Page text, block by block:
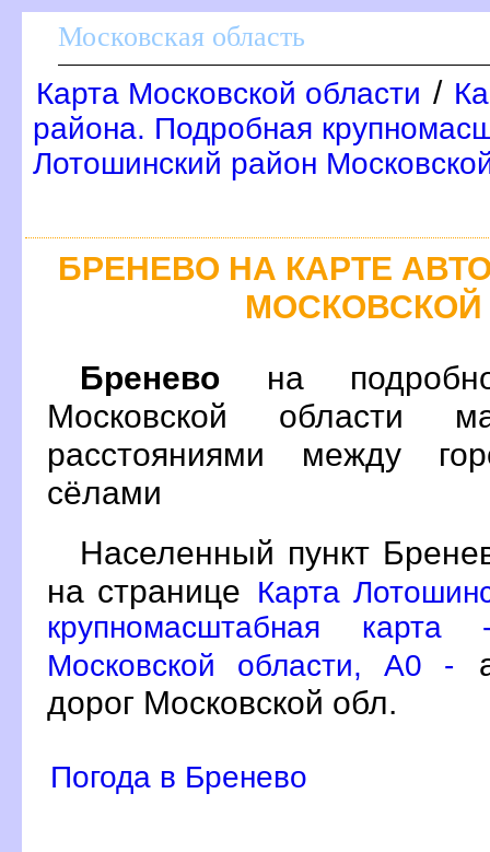
Московская область
Карта Московской области /
района. Подробная
Лотошинский район
БРЕНЕВО НА КАРТЕ
МОСКОВСКОЙ
Бренево на
Московской области
расстояниями между
сёлами
Населенный пункт
на странице Карта
крупномасштабная
Московской области, A0 -
дорог Московской обл.
Погода в Бренево